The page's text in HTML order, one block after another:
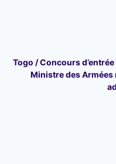
Togo / Concours
Ministre des